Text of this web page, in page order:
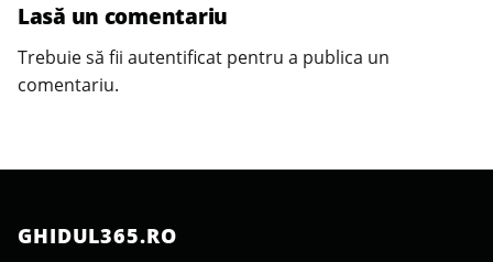
Lasă un comentariu
Trebuie să fii autentificat pentru a publica un
comentariu.
GHIDUL365.RO